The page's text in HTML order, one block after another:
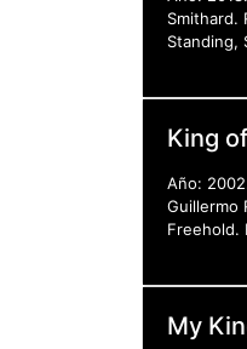
Smithard.
Standing,
King
Año:
Guillermo
Freehold.
My